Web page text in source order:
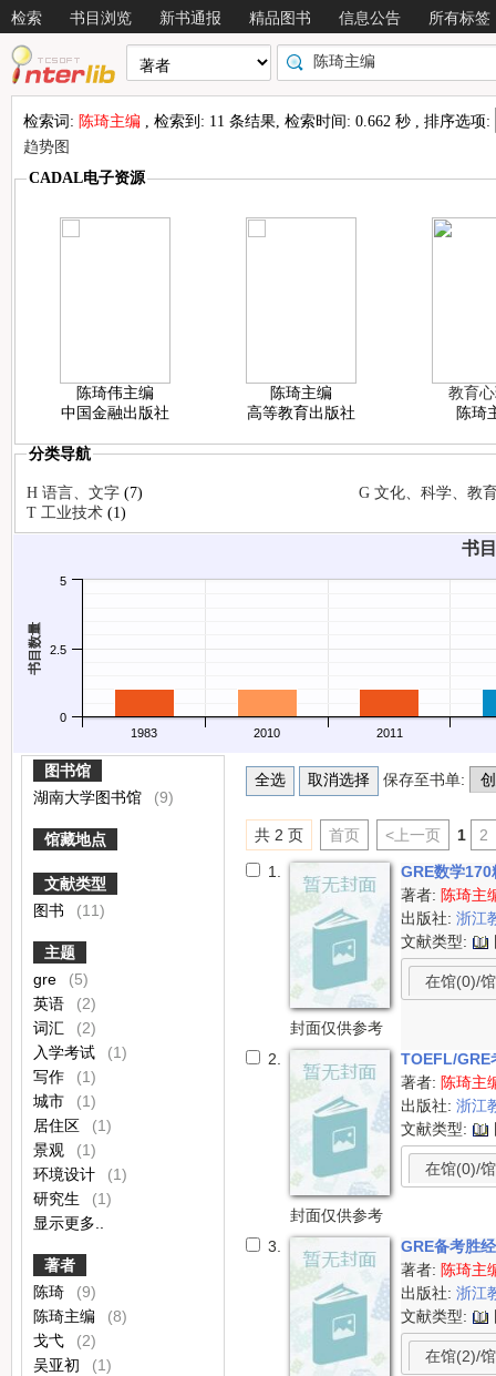
检索 书目浏览 新书通报 精品图书 信息公告 所有标签
检索词: 陈琦主编 , 检索到: 11 条结果, 检索时间: 0.662 秒 , 排序选项:
趋势图
CADAL电子资源
陈琦伟主编
中国金融出版社
陈琦主编
高等教育出版社
教育
陈琦
分类导航
H 语言、文字(7)
G 文化、科学、教
T 工业技术(1)
书目数量
书
1983 2010 2011
0
2.5
5
图书馆
湖南大学图书馆
(9)
馆藏地点
文献类型
图书
(11)
主题
gre
(5)
英语
(2)
词汇
(2)
入学考试
(1)
写作
(1)
城市
(1)
居住区
(1)
景观
(1)
环境设计
(1)
研究生
(1)
显示更多..
著者
陈琦
(9)
陈琦主编
(8)
戈弋
(2)
吴亚初
(1)
保存至书单:
共 2 页 首页 <上一页 1 2
1.
封面仅供参考
GRE数学
著者: 陈琦主
出版社:浙江
文献类型:
在馆(0)/
2.
封面仅供参考
TOEFL/
著者: 陈琦主
出版社:浙江
文献类型:
在馆(0)/
3.
GRE备考胜
著者: 陈琦主
出版社:浙江
文献类型:
在馆(2)/